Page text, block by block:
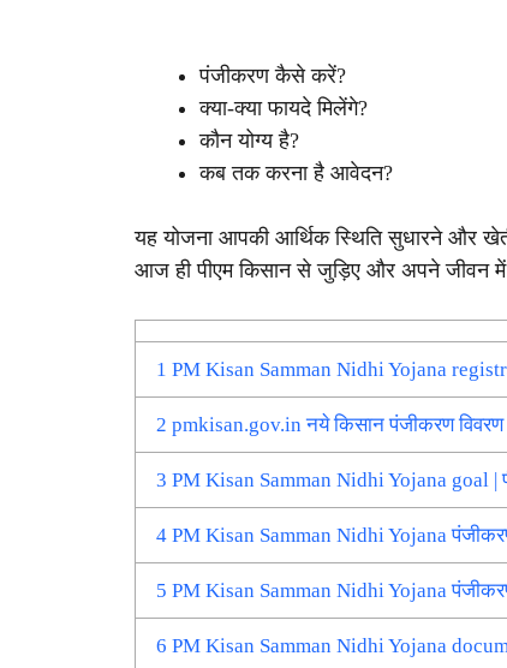
पंजीकरण कैसे करें?
क्या-क्या फायदे मिलेंगे?
कौन योग्य है?
कब तक करना है आवेदन?
यह योजना आपकी आर्थिक स्थिति सुधारने और
आज ही पीएम किसान से जुड़िए और अपने जीवन में
1 PM Kisan Samman Nidhi Yojana
2 pmkisan.gov.in नये किसान पंजीकरण
3 PM Kisan Samman Nidhi Yojana goal |
4 PM Kisan Samman Nidhi Yojana
5 PM Kisan Samman Nidhi Yojana
6 PM Kisan Samman Nidhi Yojana